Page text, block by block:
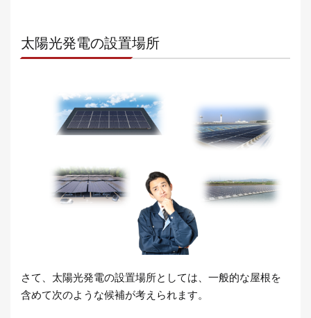
太陽光発電の設置場所
さて、太陽光発電の設置場所としては、一般的な屋根を
含めて次のような候補が考えられます。